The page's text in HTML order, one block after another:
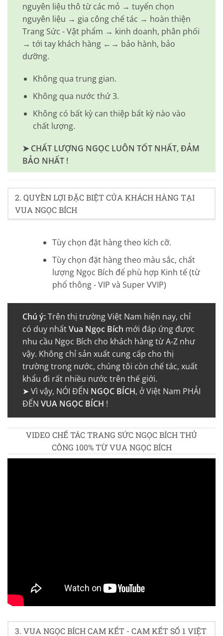
nguyên liệu thô từ các mỏ → tuyển chọn
nguyên liệu → gia công chế tác → hoàn thiện
Trang Sức - Vật phẩm → kinh doanh, phân phối
→ tới tay khách hàng ←→ bảo hành, bảo
dưỡng.
Không qua trung gian.
Không qua nước thứ 3.
Không có bất kỳ can thiệp bất kỳ nào vào
chất lượng.
➤ CHẤT LƯỢNG NGỌC LUÔN TỐT NHẤT, ĐẢM
BẢO NHẤT !
2. QUYỀN LỢI ĐẶC BIỆT CỦA KHÁCH HÀNG TẠI
VUA NGỌC BÍCH
Tùy chọn đặt hàng theo kích cỡ.
Tùy chọn đặt hàng theo màu sắc, chất
lượng Ngọc Bích để phù hợp Kinh tế (từ
phổ thông - VIP và Super VVIP)
Chú ý:Trên thị trường Việt Nam hiện nay, chỉ
có duy nhấtVua Ngọc Bích mới đáp ứng được
nhu cầu Ngọc Bích cho khách hàng từ A-Z như
vậy. Không chỉ sản xuất cung cấp cho thị
trường trong nước, chúng tôi còn chế tác, xuất
khẩu đi rất nhiều nước trên thế giới.
➤ Vì vậy, NÓI ĐẾN NGỌC BÍCH, ở Việt Nam PHẢI
ĐẾN VUA NGỌC BÍCH !
VIDEO CHẾ TÁC TRANG SỨC NGỌC BÍCH THỦ
CÔNG 100% TỪ VUA NGỌC BÍCH
Rate this product
3. VUA NGỌC BÍCH CAM KẾT - CAM KẾT SỐ 1 VIỆT